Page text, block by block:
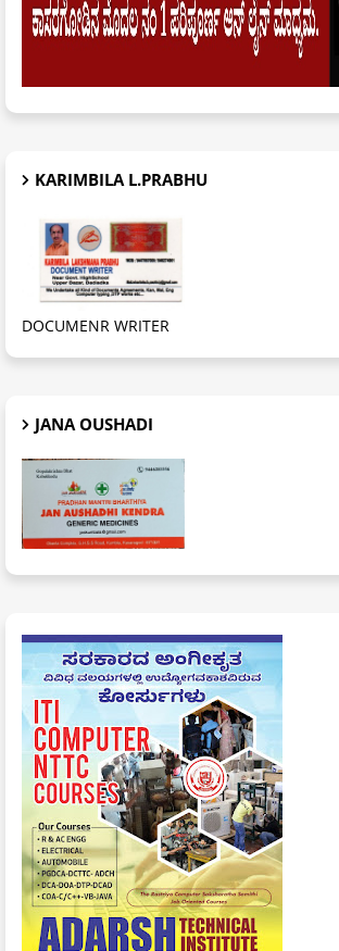
KARIMBILA L.PRABHU
DOCUMENR WRITER
JANA OUSHADI